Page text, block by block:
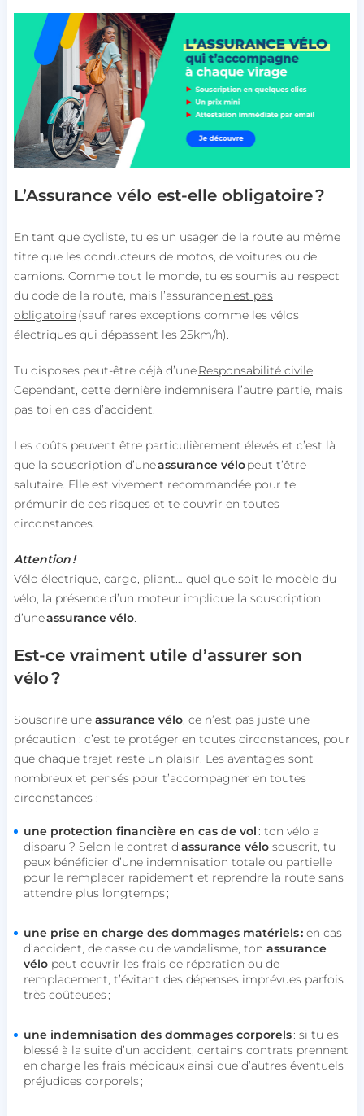
L’Assurance vélo est-elle obligatoire ?
En tant que cycliste, tu es un usager de la route au même
titre que les conducteurs de motos, de voitures ou de
camions. Comme tout le monde, tu es soumis au respect
du code de la route, mais l’assurancen’est pas
obligatoire(sauf rares exceptions comme les vélos
électriques qui dépassent les 25km/h).
Tu disposes peut-être déjà d’uneResponsabilité civile.
Cependant, cette dernière indemnisera l’autre partie, mais
pas toi en cas d’accident.
Les coûts peuvent être particulièrement élevés et c’est là
que la souscription d’uneassurance vélopeut t’être
salutaire. Elle est vivement recommandée pour te
prémunir de ces risques et te couvrir en toutes
circonstances.
Attention !
Vélo électrique, cargo, pliant… quel que soit le modèle du
vélo, la présence d’un moteur implique la souscription
d’uneassurance vélo.
Est-ce vraiment utile d’assurer son
vélo ?
Souscrire une assurance vélo, ce n’est pas juste une
précaution : c’est te protéger en toutes circonstances, pour
que chaque trajet reste un plaisir. Les avantages sont
nombreux et pensés pour t’accompagner en toutes
circonstances :
une protection financière en cas de vol : ton vélo a
disparu ? Selon le contrat d’assurance vélosouscrit, tu
peux bénéficier d’une indemnisation totale ou partielle
pour le remplacer rapidement et reprendre la route sans
attendre plus longtemps ;
une prise en charge des dommages matériels : en cas
d’accident, de casse ou de vandalisme, ton assurance
vélo peut couvrir les frais de réparation ou de
remplacement, t’évitant des dépenses imprévues parfois
très coûteuses ;
une indemnisation des dommages corporels: si tu es
blessé à la suite d’un accident, certains contrats prennent
en charge les frais médicaux ainsi que d’autres éventuels
préjudices corporels ;